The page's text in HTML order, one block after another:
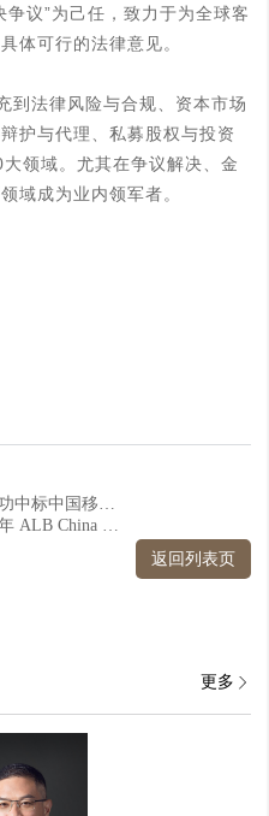
议”为己任，致力于为全球客
体可行的法律意见。
到法律风险与合规、资本市场
护与代理、私募股权与投资
领域。尤其在争议解决、金
域成为业内领军者。
上一篇：嘉律师业绩 | 嘉维律师成功中标中国移动北京公司法律服务项目
下一篇：嘉维荣誉 | 嘉维荣登2021年 ALB China 十五佳成长律所榜单
返回列表页
更多